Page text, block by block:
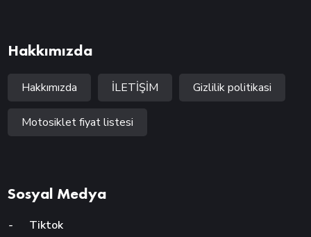
Hakkımızda
Hakkımızda İLETİŞİM Gizlilik politikasi
Motosiklet fiyat listesi
Sosyal Medya
-
Tiktok